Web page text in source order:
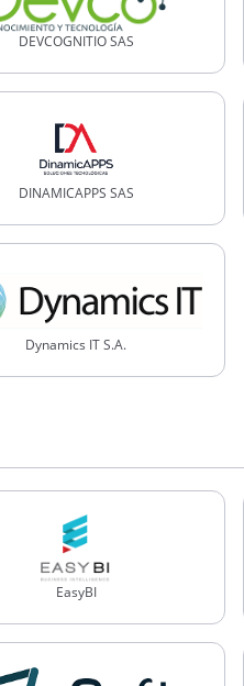
DEVCOGNITIO SAS
DINAMICAPPS SAS
Dynamics IT S.A.
EasyBI